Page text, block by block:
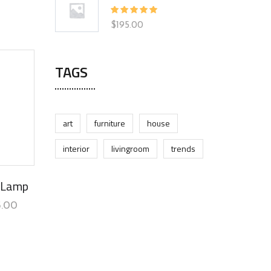
Rated
5.00out
$ 195.00
TAGS
art furniture
house
interior
livingroom trends